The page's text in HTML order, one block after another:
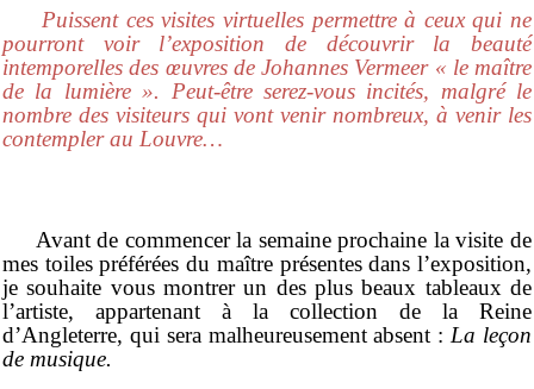
Puissent ces visites virtuelles permettre à ceux qui ne
pourront voir l’exposition de découvrir la beauté
intemporelles des œuvres de Johannes Vermeer « le maître
de la lumière ». Peut-être serez-vous incités, malgré le
nombre des visiteurs qui vont venir nombreux, à venir les
contempler au Louvre…
Avant de commencer la semaine prochaine la visite de
mes toiles préférées du maître présentes dans l’exposition,
je souhaite vous montrer un des plus beaux tableaux de
l’artiste, appartenant à la collection de la Reine
d’Angleterre, qui sera malheureusement absent : La leçon
de musique.